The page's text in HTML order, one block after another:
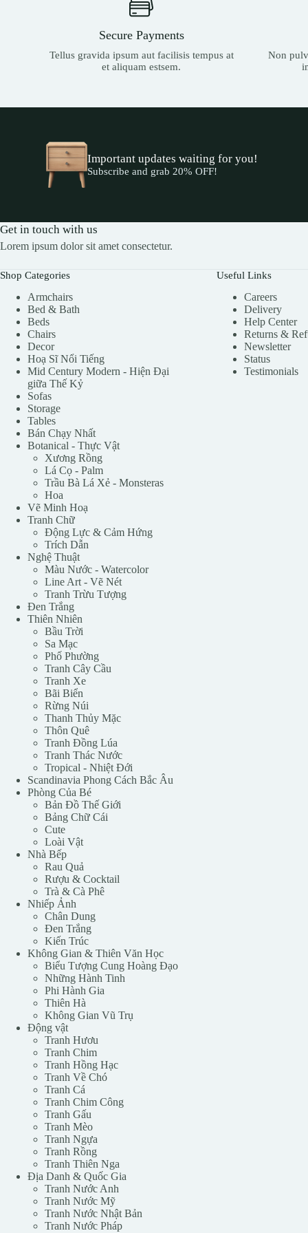
₫
0
.
0
₫
đ
ế
n
8
0
.
0
.
0
0
0
₫
đ
0
0
₫
t
1
0
.
8
0
0
Secure Payments
Tellus gravida ipsum aut facilisis tempus at
et aliquam estsem.
Non
Important updates waiting for you!
Subscribe and grab 20% OFF!
Get in touch with us
Lorem ipsum dolor sit amet consectetur.
Shop Categories
Armchairs
Bed & Bath
Beds
Chairs
Decor
Hoạ Sĩ Nổi Tiếng
Mid Century Modern - Hiện Đại
giữa Thế Kỷ
Sofas
Storage
Tables
Bán Chạy Nhất
Botanical - Thực Vật
Xương Rồng
Lá Cọ - Palm
Trầu Bà Lá Xẻ - Monsteras
Hoa
Vẽ Minh Hoạ
Tranh Chữ
Động Lực & Cảm Hứng
Trích Dẫn
Nghệ Thuật
Màu Nước - Watercolor
Line Art - Vẽ Nét
Tranh Trừu Tượng
Đen Trắng
Thiên Nhiên
Bầu Trời
Sa Mạc
Phố Phường
Tranh Cây Cầu
Tranh Xe
Bãi Biển
Rừng Núi
Thanh Thủy Mặc
Thôn Quê
Tranh Đồng Lúa
Tranh Thác Nước
Tropical - Nhiệt Đới
Scandinavia Phong Cách Bắc Âu
Phòng Của Bé
Bản Đồ Thế Giới
Bảng Chữ Cái
Cute
Loài Vật
Nhà Bếp
Rau Quả
Rượu & Cocktail
Trà & Cà Phê
Nhiếp Ảnh
Chân Dung
Đen Trắng
Kiến Trúc
Không Gian & Thiên Văn Học
Biểu Tượng Cung Hoàng Đạo
Những Hành Tinh
Phi Hành Gia
Thiên Hà
Không Gian Vũ Trụ
Động vật
Tranh Hươu
Tranh Chim
Tranh Hồng Hạc
Tranh Về Chó
Tranh Cá
Tranh Chim Công
Tranh Gấu
Tranh Mèo
Tranh Ngựa
Tranh Rồng
Tranh Thiên Nga
Địa Danh & Quốc Gia
Tranh Nước Anh
Tranh Nước Mỹ
Tranh Nước Nhật Bản
Tranh Nước Pháp
Useful Links
Careers
Delivery
Help Center
Returns &
Newsletter
Status
Testimonials